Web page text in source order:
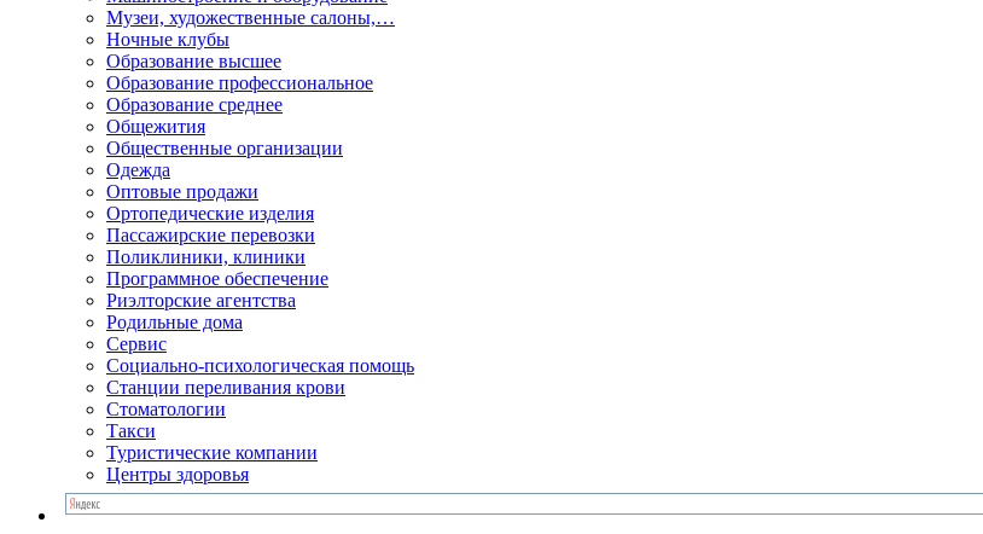
Музеи, художественные салоны,…
Ночные клубы
Образование высшее
Образование профессиональное
Образование среднее
Общежития
Общественные организации
Одежда
Оптовые продажи
Ортопедические изделия
Пассажирские перевозки
Поликлиники, клиники
Программное обеспечение
Риэлторские агентства
Родильные дома
Сервис
Социально-психологическая помощь
Станции переливания крови
Стоматологии
Такси
Туристические компании
Центры здоровья